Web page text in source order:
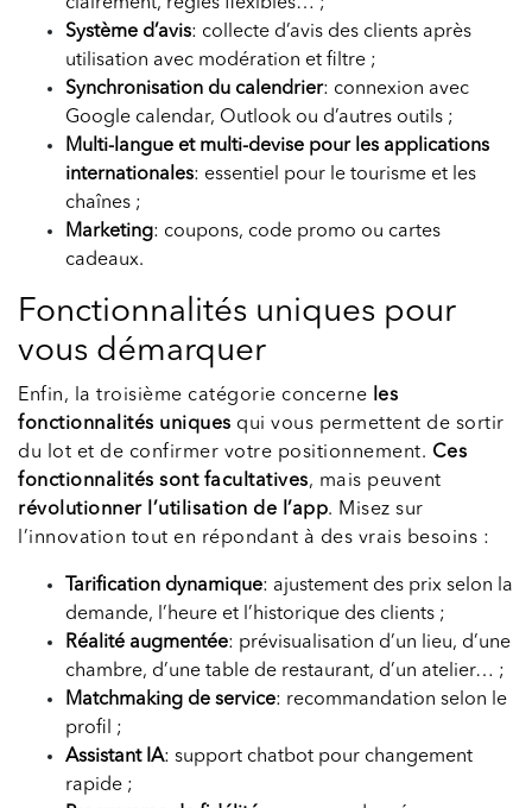
Système d’avis: collecte d’avis des clients après
utilisation avec modération et filtre ;
Synchronisation du calendrier: connexion avec
Google calendar, Outlook ou d’autres outils ;
Multi-langue et multi-devise pour les applications
internationales: essentiel pour le tourisme et les
chaînes ;
Marketing: coupons, code promo ou cartes
cadeaux.
Fonctionnalités uniques pour
vous démarquer
Enfin, la troisième catégorie concerne
les
fonctionnalités uniques qui vous permettent de sortir
du lot et de confirmer votre positionnement. Ces
fonctionnalités sont facultatives, mais peuvent
révolutionner l’utilisation de l’app. Misez sur
l’innovation tout en répondant à des vrais besoins :
Tarification dynamique: ajustement des prix selon la
demande, l’heure et l’historique des clients ;
Réalité augmentée: prévisualisation d’un lieu, d’une
chambre, d’une table de restaurant, d’un atelier… ;
Matchmaking de service: recommandation selon le
profil ;
Assistant IA: support chatbot pour changement
rapide ;